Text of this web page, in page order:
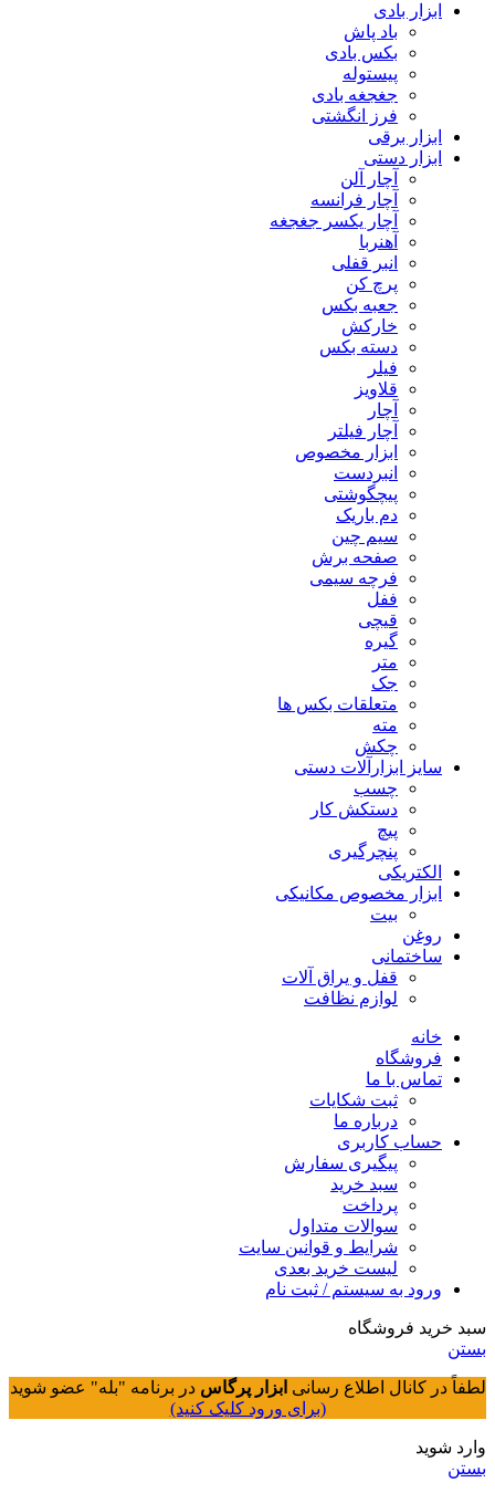
ابزار بادی
باد پاش
بکس بادی
پیستوله
جغجغه بادی
فرز انگشتی
ابزار برقی
ابزار دستی
آچار آلن
آچار فرانسه
آچار یکسر جغجغه
آهنربا
انبر قفلی
پرچ کن
جعبه بکس
خارکش
دسته بکس
فیلر
قلاویز
آچار
آچار فیلتر
ابزار مخصوص
انبردست
پیچگوشتی
دم باریک
سیم چین
صفحه برش
فرچه سیمی
ففل
قیچی
گیره
متر
جک
متعلقات بکس ها
مته
چکش
سایز ابزارآلات دستی
چسب
دستکش کار
پیچ
پنچرگیری
الکتریکی
ابزار مخصوص مکانیکی
بیت
روغن
ساختمانی
قفل و یراق آلات
لوازم نظافت
خانه
فروشگاه
تماس با ما
ثبت شکایات
درباره ما
حساب کاربری
پیگیری سفارش
سبد خرید
پرداخت
سوالات متداول
شرایط و قوانین سایت
لیست خرید بعدی
ورود به سیستم / ثبت نام
سبد خرید فروشگاه
بستن
لطفاً در کانال اطلاع رسانی ابزار پرگاس در برنامه "بله" عضو شوید
(برای ورود کلیک کنید)
وارد شوید
بستن